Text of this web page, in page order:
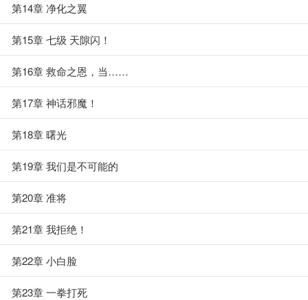
第14章 净化之翼
第15章 七级 天隙闪！
第16章 救命之恩，当……
第17章 神话邪魔！
第18章 曙光
第19章 我们是不可能的
第20章 准将
第21章 我拒绝！
第22章 小白脸
第23章 一拳打死